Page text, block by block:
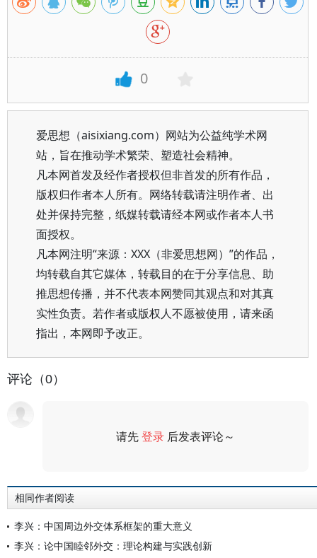
0
爱思想（aisixiang.com）网站为公益纯学术网
站，旨在推动学术繁荣、塑造社会精神。
凡本网首发及经作者授权但非首发的所有作品，
版权归作者本人所有。网络转载请注明作者、出
处并保持完整，纸媒转载请经本网或作者本人书
面授权。
凡本网注明“来源：XXX（非爱思想网）”的作品，
均转载自其它媒体，转载目的在于分享信息、助
推思想传播，并不代表本网赞同其观点和对其真
实性负责。若作者或版权人不愿被使用，请来函
指出，本网即予改正。
评论（0）
请先登录 后发表评论～
相同作者阅读
李兴：中国周边外交体系框架的重大意义
李兴：论中国睦邻外交：理论构建与实践创新